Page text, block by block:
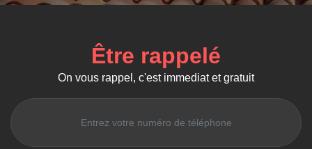
Être rappelé
On vous rappel, c'est immediat et gratuit